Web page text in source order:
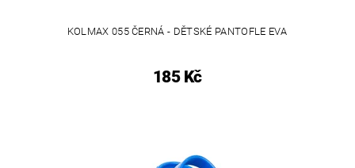
KOLMAX 055 ČERNÁ - DĚTSKÉ PANTOFLE EVA
185 Kč